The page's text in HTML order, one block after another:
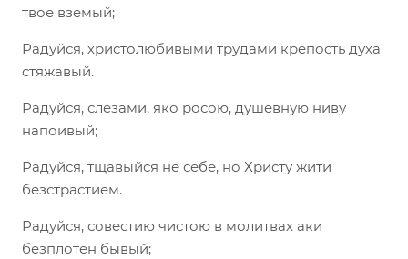
твое вземый;
Радуйся, христолюбивыми трудами крепость духа
стяжавый.
Радуйся, слезами, яко росою, душевную ниву
напоивый;
Радуйся, тщавыйся не себе, но Христу жити
безстрастием.
Радуйся, совестию чистою в молитвах аки
безплотен бывый;